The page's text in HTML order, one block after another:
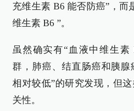
充维生素 B6 能否防癌”，而
维生素 B6 ”。
虽然确实有“血液中维生素
群，肺癌、结直肠癌和胰腺
相对较低”的研究发现，但
关性。